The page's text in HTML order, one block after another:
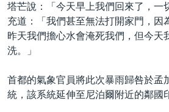
塔芒說：「今天早上我們回來了，一
充道：「我們甚至無法打開家門，
昨天我們擔心水會淹死我們，但今天
洗。」
首都的氣象官員將此次暴雨歸咎於孟
統，該系統延伸至尼泊爾附近的鄰國